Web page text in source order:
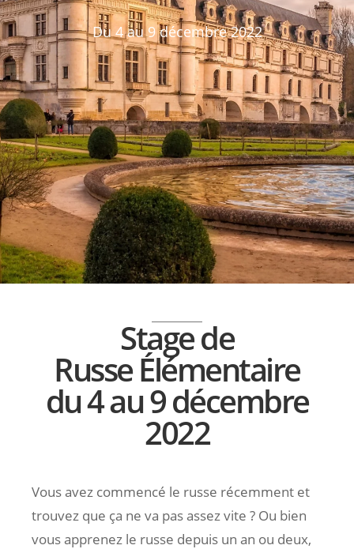
Du 4 au 9 décembre 2022
Stage de
Russe Élémentaire
du 4 au 9 décembre
2022
Vous avez commencé le russe récemment et
trouvez que ça ne va pas assez vite ? Ou bien
vous apprenez le russe depuis un an ou deux,